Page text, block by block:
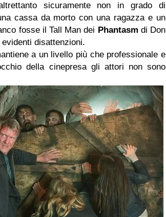
sicuramente non in grado di
cassa da morto con una ragazza e un
fosse il Tall Man dei Phantasm di Don
disattenzioni.
a un livello più che professionale e
della cinepresa gli attori non sono